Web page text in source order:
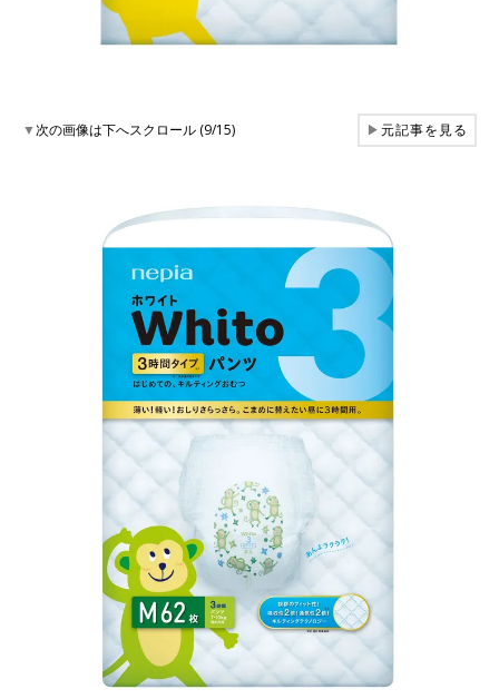
▼次の画像は下へスクロール (9/15) ▶元記事を見る